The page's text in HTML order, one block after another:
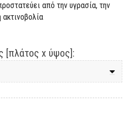
από την υγρασία, την
[πλάτος x ύψος]: